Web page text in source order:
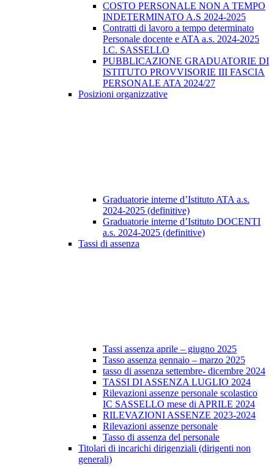
COSTO PERSONALE NON A TEMPO
INDETERMINATO A.S 2024-2025
Contratti di lavoro a tempo determinato
Personale docente e ATA a.s. 2024-2025
I.C. SASSELLO
PUBBLICAZIONE GRADUATORIE DI
ISTITUTO PROVVISORIE III FASCIA
PERSONALE ATA 2024/27
Posizioni organizzative
Graduatorie interne d’Istituto ATA a.s.
2024-2025 (definitive)
Graduatorie interne d’Istituto DOCENTI
a.s. 2024-2025 (definitive)
Tassi di assenza
Tassi assenza aprile – giugno 2025
Tasso assenza gennaio – marzo 2025
tasso di assenza settembre- dicembre 2024
TASSI DI ASSENZA LUGLIO 2024
Rilevazioni assenze personale scolastico
IC SASSELLO mese di APRILE 2024
RILEVAZIONI ASSENZE 2023-2024
Rilevazioni assenze personale
Tasso di assenza del personale
Titolari di incarichi dirigenziali (dirigenti non
generali)